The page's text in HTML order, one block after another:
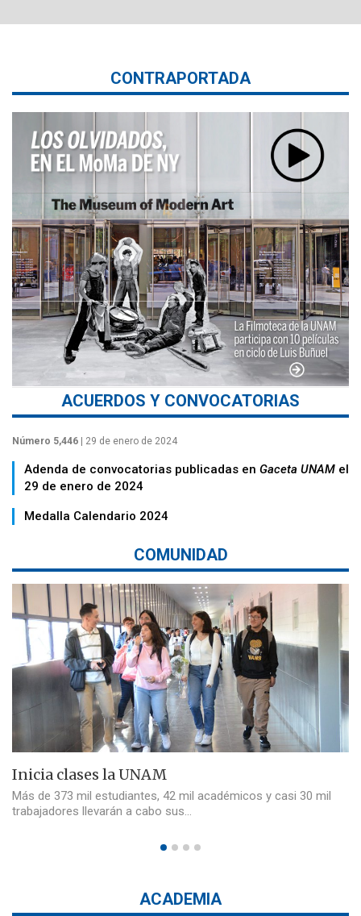
CONTRAPORTADA
ACUERDOS Y CONVOCATORIAS
Número 5,446 | 29 de enero de 2024
Adenda de convocatorias publicadas en Gaceta UNAM el
29 de enero de 2024
Medalla Calendario 2024
COMUNIDAD
Inicia clases la UNAM
Más de 373 mil estudiantes, 42 mil académicos y casi 30 mil
trabajadores llevarán a cabo sus…
ACADEMIA